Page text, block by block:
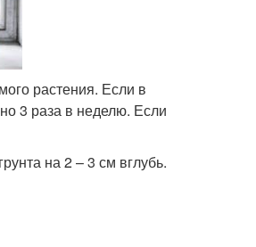
растения. Если в
3 раза в неделю. Если
на 2 – 3 см вглубь.